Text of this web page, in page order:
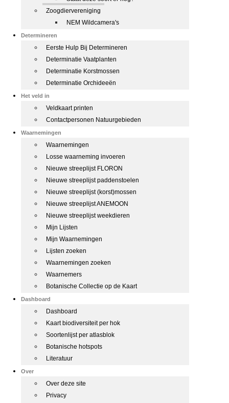
Zoogdiervereniging
NEM Wildcamera's
Determineren
Eerste Hulp Bij Determineren
Determinatie Vaatplanten
Determinatie Korstmossen
Determinatie Orchideeën
Het veld in
Veldkaart printen
Contactpersonen Natuurgebieden
Waarnemingen
Waarnemingen
Losse waarneming invoeren
Nieuwe streeplijst FLORON
Nieuwe streeplijst paddenstoelen
Nieuwe streeplijst (korst)mossen
Nieuwe streeplijst ANEMOON
Nieuwe streeplijst weekdieren
Mijn Lijsten
Mijn Waarnemingen
Lijsten zoeken
Waarnemingen zoeken
Waarnemers
Botanische Collectie op de Kaart
Dashboard
Dashboard
Kaart biodiversiteit per hok
Soortenlijst per atlasblok
Botanische hotspots
Literatuur
Over
Over deze site
Privacy